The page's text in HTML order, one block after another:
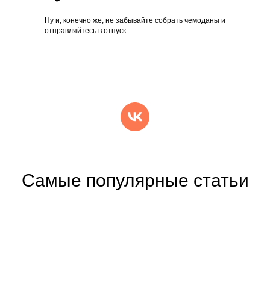
Ну и, конечно же, не забывайте собрать чемоданы и
отправляйтесь в отпуск
Самые популярные статьи